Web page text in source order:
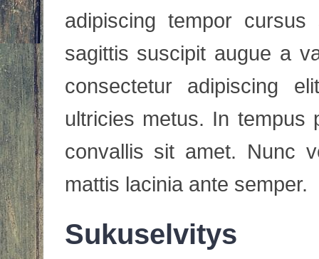
adipiscing tempor
sagittis suscipit augue a
consectetur adipiscing
ultricies metus. In tempus
convallis sit amet. Nunc
mattis lacinia ante semper.
Sukuselvitys